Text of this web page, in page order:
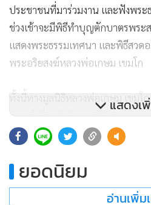
ประชาชนที่มาร่วมงาน และฟังพระ
ช่วงเช้าจะมีพิธีทำบุญตักบาตรพระ
แสดงพระธรรมเทศนา และพิธีสว
พระอริยสงฆ์หลวงพ่อเกษม เขมโก
ทั้งนี้ทางมูลนิธิหลวงพ่อเกษม เขมโ
ความรู้เกี่ยวกับชีวประวัติ และคำ
ของหลวงพ่อเกษม เขมโก เพื่อให้ป
มงคลแก่ชีวิตอีกด้วย
แสดงเ
ยอดนิยม
อ่านเพิ่ม